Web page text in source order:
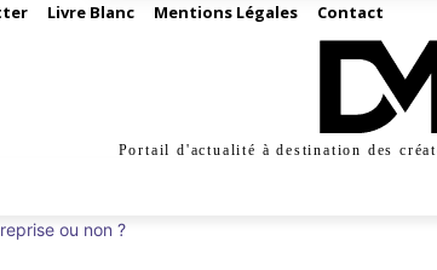
Livre Blanc Mentions Légales Contact
Portail d'actualité à destination des
ou non ?